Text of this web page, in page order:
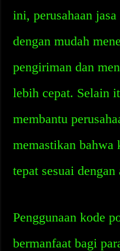
ini, perusahaan
dengan mudah
pengiriman dan
lebih cepat. Selain
membantu
memastikan
tepat sesuai
Penggunaan kode
bermanfaat bagi